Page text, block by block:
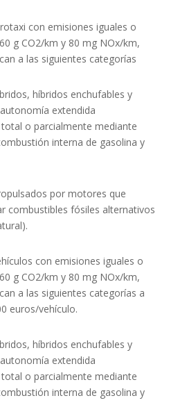
con emisiones iguales o
g CO2/km y 80 mg NOx/km,
a las siguientes categorías
híbridos enchufables y
extendida
o parcialmente mediante
interna de gasolina y
por motores que
combustibles fósiles alternativos
con emisiones iguales o
g CO2/km y 80 mg NOx/km,
a las siguientes categorías a
euros/vehículo.
híbridos enchufables y
extendida
o parcialmente mediante
interna de gasolina y